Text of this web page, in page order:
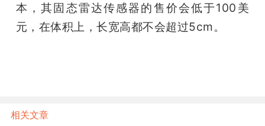
本，其固态雷达传感器的售价会低于100美
元，在体积上，长宽高都不会超过5cm。
相关文章